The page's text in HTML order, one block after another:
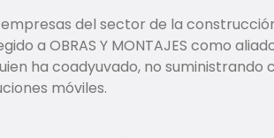
del sector de la
a OBRAS Y MONTAJES como
ha coadyuvado, no suministrando
móviles.